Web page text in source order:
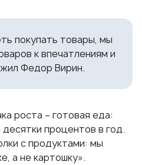
покупать товары, мы
к впечатлениям и
Федор Вирин.
роста – готовая еда:
процентов в год.
с продуктами: мы
а не картошку».